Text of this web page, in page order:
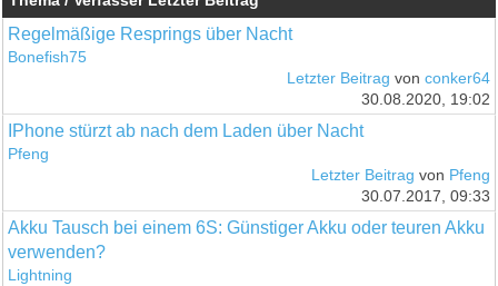
Regelmäßige Resprings über Nacht
Bonefish75
Letzter Beitrag von conker64
30.08.2020, 19:02
IPhone stürzt ab nach dem Laden über Nacht
Pfeng
Letzter Beitrag von Pfeng
30.07.2017, 09:33
Akku Tausch bei einem 6S: Günstiger Akku oder teuren Akku
verwenden?
Lightning